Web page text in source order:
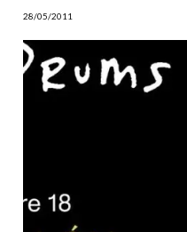
28/05/2011